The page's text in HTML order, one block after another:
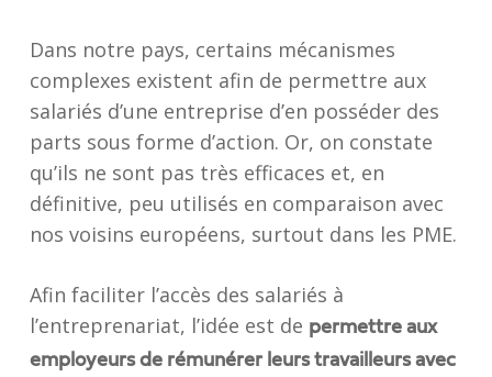
Dans notre pays, certains mécanismes
complexes existent afin de permettre aux
salariés d’une entreprise d’en posséder des
parts sous forme d’action. Or, on constate
qu’ils ne sont pas très efficaces et, en
définitive, peu utilisés en comparaison avec
nos voisins européens, surtout dans les PME.
Afin faciliter l’accès des salariés à
l’entreprenariat, l’idée est de permettre aux
employeurs de rémunérer leurs travailleurs avec